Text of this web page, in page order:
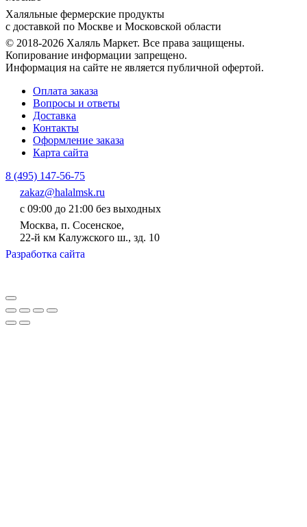
Халяльные фермерские продукты
с доставкой по Москве и Московской области
© 2018-2026 Халяль Маркет. Все права защищены.
Копирование информации запрещено.
Информация на сайте не является публичной офертой.
Оплата заказа
Вопросы и ответы
Доставка
Контакты
Оформление заказа
Карта сайта
8 (495) 147-56-75
zakaz@halalmsk.ru
с 09:00 до 21:00 без выходных
Москва, п. Сосенское,
22-й км Калужского ш., зд. 10
Разработка сайта